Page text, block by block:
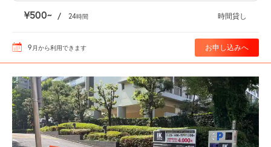
¥500 / 24時間 時間貸し
9 月から利用できます お申し込みへ